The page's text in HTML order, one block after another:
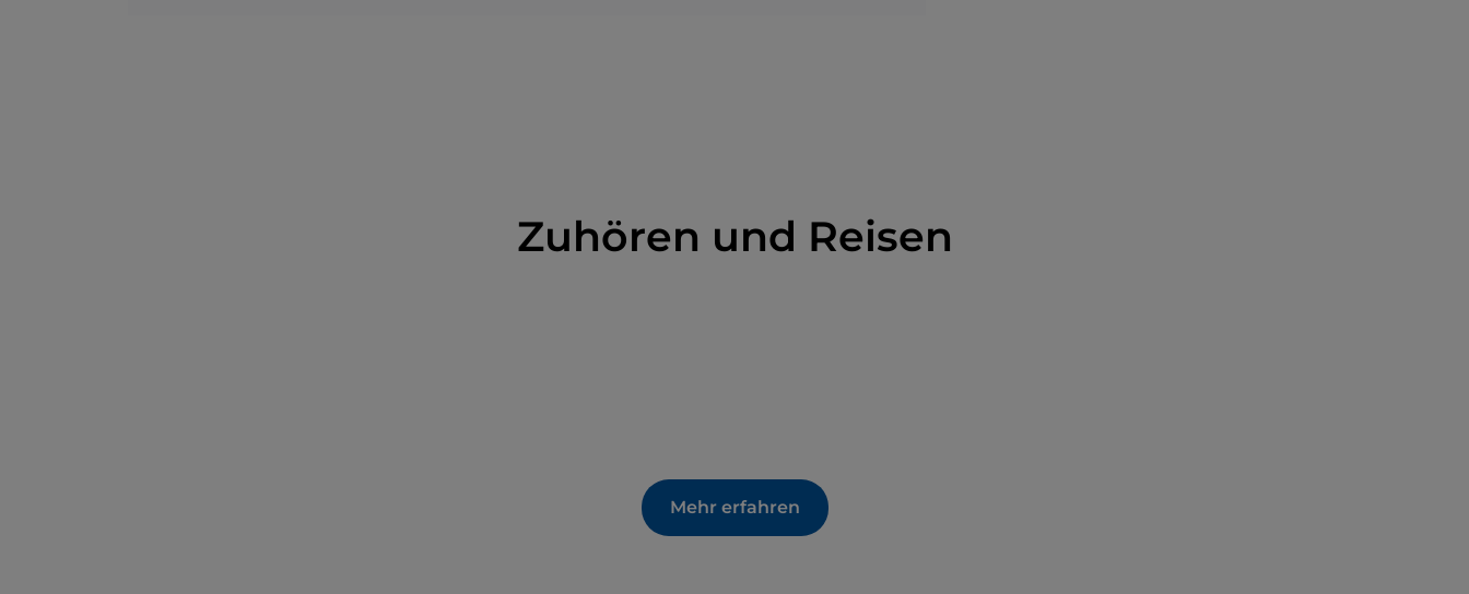
Aufgrund seiner besonderen Beschaffenheit, die das Tal zu einer der faszinierendsten
Zuhören und Reisen
Mehr erfahren